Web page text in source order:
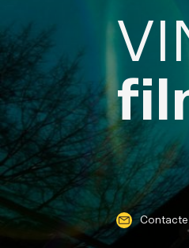
Solutions
Produits
Réalisations
Contactez-nous